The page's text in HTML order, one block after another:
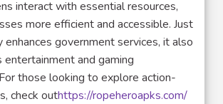
interact with essential resources,
more efficient and accessible. Just
enhances government services, it also
entertainment and gaming
those looking to explore action-
check outhttps://ropeheroapks.com/